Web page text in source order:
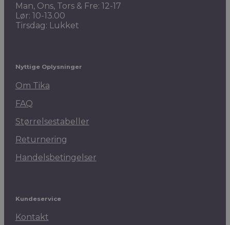
Man, Ons, Tors & Fre: 12-17
Lør: 10-13.00
Tirsdag: Lukket
Nyttige Oplysninger
Om Tika
FAQ
Størrelsestabeller
Returnering
Handelsbetingelser
Kundeservice
Kontakt